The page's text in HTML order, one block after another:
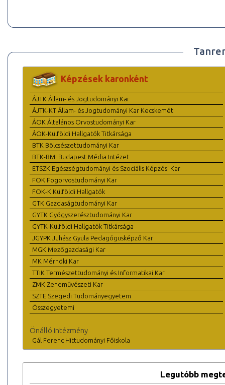
Képzések karonként
ÁJTK Állam- és Jogtudományi Kar
ÁJTK-KT Állam- és Jogtudományi Kar Kecskemét
ÁOK Általános Orvostudományi Kar
ÁOK-Külföldi Hallgatók Titkársága
BTK Bölcsészettudományi Kar
BTK-BMI Budapest Média Intézet
ETSZK Egészségtudományi és Szociális Képzési Kar
FOK Fogorvostudományi Kar
FOK-K Külföldi Hallgatók
GTK Gazdaságtudományi Kar
GYTK Gyógyszerésztudományi Kar
GYTK-Külföldi Hallgatók Titkársága
JGYPK Juhász Gyula Pedagógusképző Kar
MGK Mezőgazdasági Kar
MK Mérnöki Kar
TTIK Természettudományi és Informatikai Kar
ZMK Zeneművészeti Kar
SZTE Szegedi Tudományegyetem
Összegyetemi
Önálló intézmény
Gál Ferenc Hittudományi Főiskola
Legutóbb